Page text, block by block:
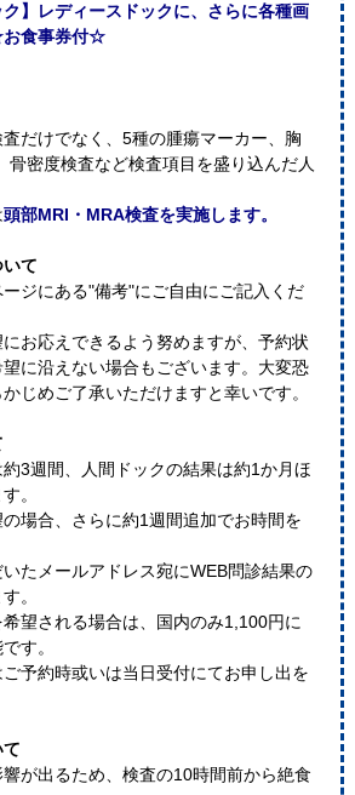
ク】レディースドックに、さらに各種画
お食事券付☆
査だけでなく、5種の腫瘍マーカー、胸
骨密度検査など検査項目を盛り込んだ人
頭部MRI・MRA検査を実施します。
て
ージにある"備考"にご自由にご記入くだ
にお応えできるよう努めますが、予約状
に沿えない場合もございます。大変恐
じめご了承いただけますと幸いです。
約3週間、人間ドックの結果は約1か月ほ
。
の場合、さらに約1週間追加でお時間を
いたメールアドレス宛にWEB問診結果の
。
希望される場合は、国内のみ1,100円に
す。
予約時或いは当日受付にてお申し出を
響が出るため、検査の10時間前から絶食